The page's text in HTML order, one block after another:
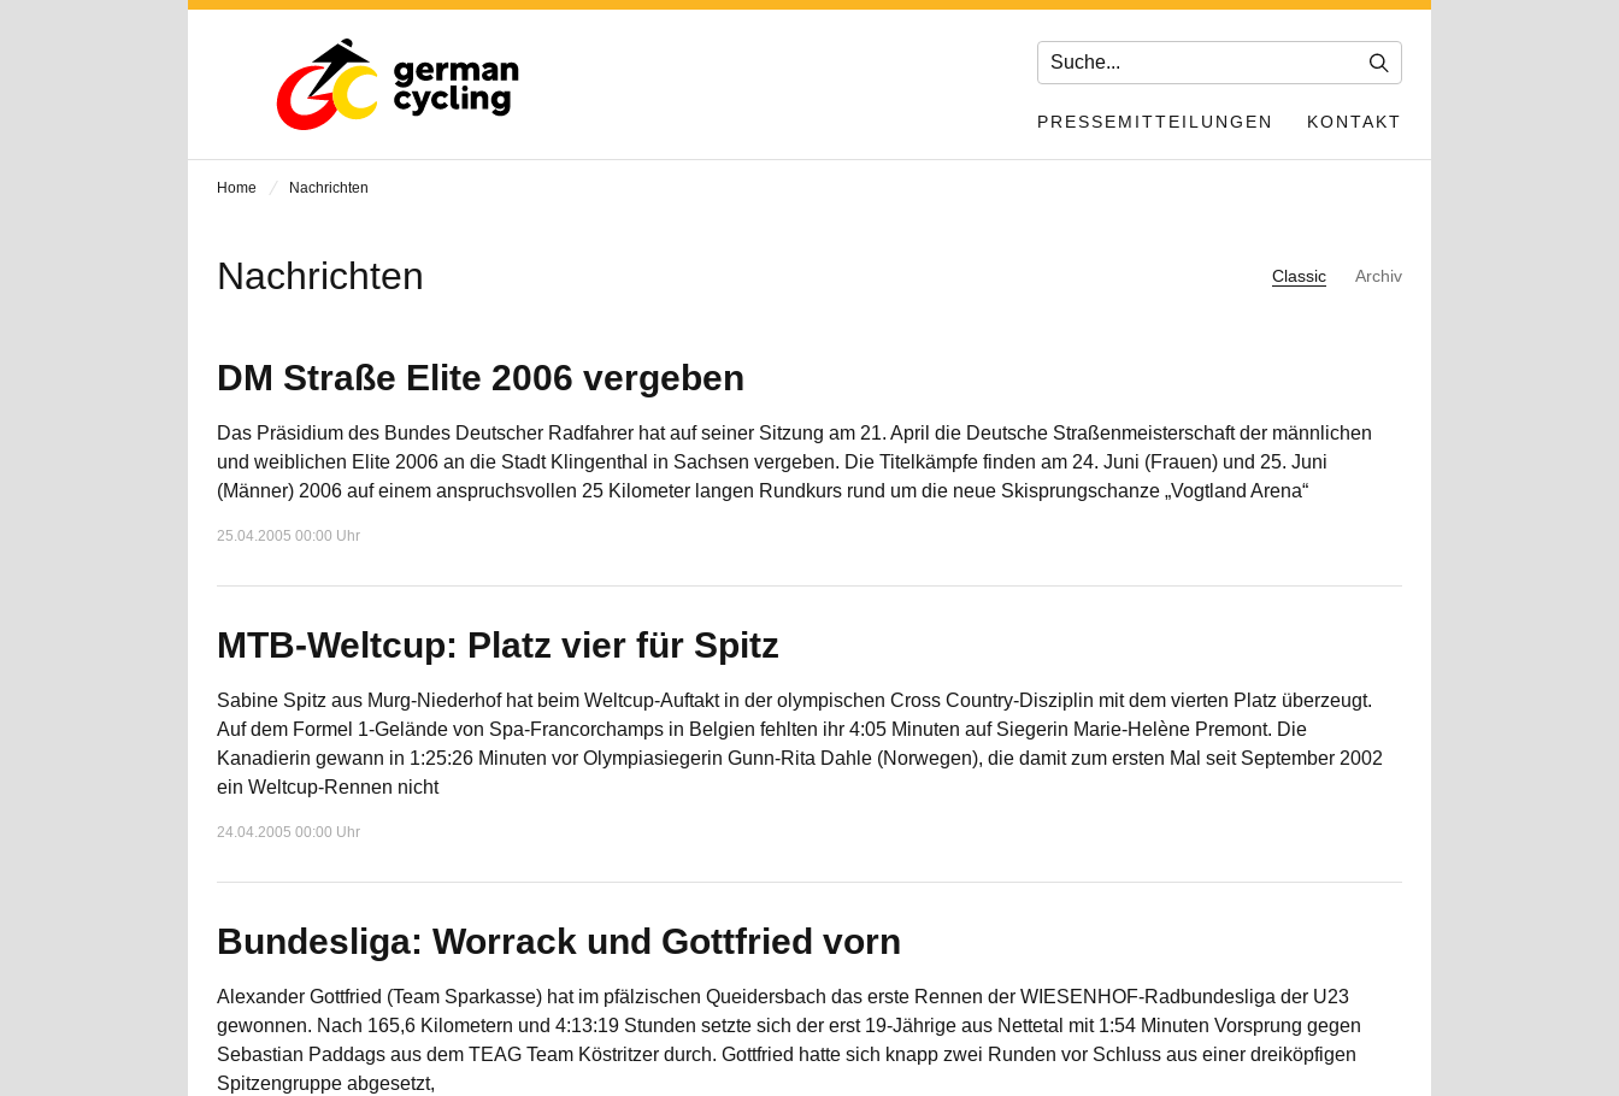
PRESSEMITTEILUNGEN KONTAKT
Home Nachrichten
Nachrichten Classic Archiv
DM Straße Elite 2006 vergeben
Das Präsidium des Bundes Deutscher Radfahrer hat auf seiner Sitzung am 21. April die Deutsche Straßenmeisterschaft der männlichen
und weiblichen Elite 2006 an die Stadt Klingenthal in Sachsen vergeben. Die Titelkämpfe finden am 24. Juni (Frauen) und 25. Juni
(Männer) 2006 auf einem anspruchsvollen 25 Kilometer langen Rundkurs rund um die neue Skisprungschanze „Vogtland Arena“
25.04.2005 00:00 Uhr
MTB-Weltcup: Platz vier für Spitz
Sabine Spitz aus Murg-Niederhof hat beim Weltcup-Auftakt in der olympischen Cross Country-Disziplin mit dem vierten Platz überzeugt.
Auf dem Formel 1-Gelände von Spa-Francorchamps in Belgien fehlten ihr 4:05 Minuten auf Siegerin Marie-Helène Premont. Die
Kanadierin gewann in 1:25:26 Minuten vor Olympiasiegerin Gunn-Rita Dahle (Norwegen), die damit zum ersten Mal seit September 2002
ein Weltcup-Rennen nicht
24.04.2005 00:00 Uhr
Bundesliga: Worrack und Gottfried vorn
Alexander Gottfried (Team Sparkasse) hat im pfälzischen Queidersbach das erste Rennen der WIESENHOF-Radbundesliga der U23
gewonnen. Nach 165,6 Kilometern und 4:13:19 Stunden setzte sich der erst 19-Jährige aus Nettetal mit 1:54 Minuten Vorsprung gegen
Sebastian Paddags aus dem TEAG Team Köstritzer durch. Gottfried hatte sich knapp zwei Runden vor Schluss aus einer dreiköpfigen
Spitzengruppe abgesetzt,